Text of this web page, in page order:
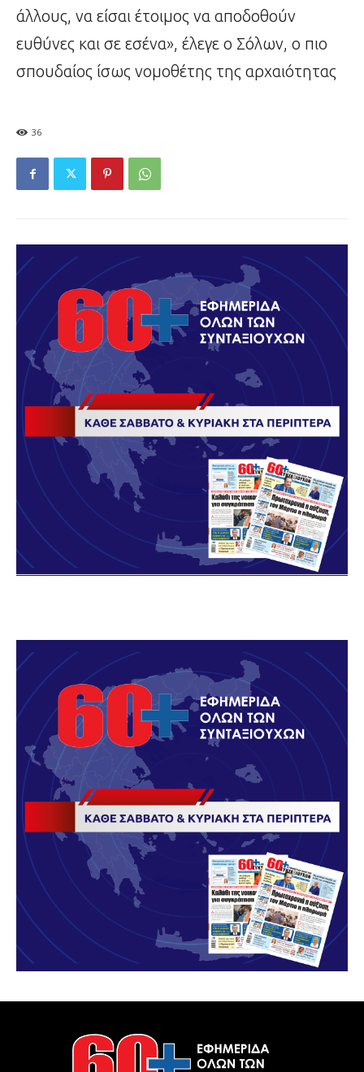
άλλους, να είσαι έτοιμος να αποδοθούν
ευθύνες και σε εσένα», έλεγε ο Σόλων, ο πιο
σπουδαίος ίσως νομοθέτης της αρχαιότητας
36